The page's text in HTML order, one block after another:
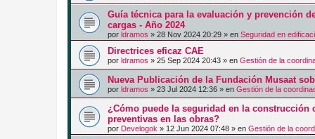
Guía técnica para la evaluación y prevención
cargas - Año 2024
por ldramos » 28 Nov 2024 20:29 » en Seguridad en
Directrices eficaz CAE
por ldramos » 25 Sep 2024 20:43 » en Gestión de la
Nueva Publicación de la Fundación Musaat
por ldramos » 23 Jul 2024 12:36 » en Gestión de la
¿Cómo puede la seguridad en la
preventivas en las obras?
por Develogok » 12 Jun 2024 07:48 » en Gestión de la